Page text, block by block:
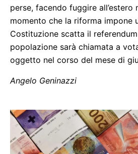
perse, facendo fuggire all’estero
momento che la riforma impone
Costituzione scatta il
popolazione sarà chiamata a
oggetto nel corso del mese di
Angelo Geninazzi